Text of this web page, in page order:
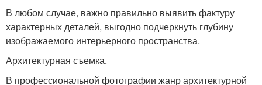
В любом случае, важно правильно выявить фактуру
характерных деталей, выгодно подчеркнуть глубину
изображаемого интерьерного пространства.
Архитектурная съемка.
В профессиональной фотографии жанр архитектурной